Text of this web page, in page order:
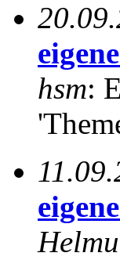
hsm: